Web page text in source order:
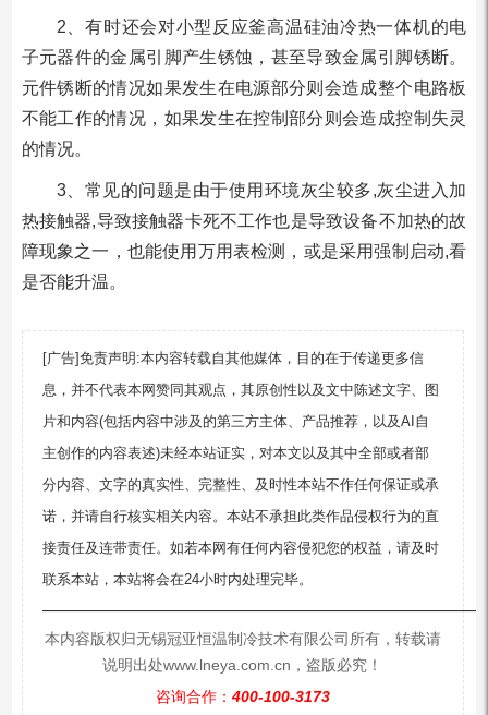
2、有时还会对小型反应釜高温硅油冷热一体机的电
子元器件的金属引脚产生锈蚀，甚至导致金属引脚锈断。
元件锈断的情况如果发生在电源部分则会造成整个电路板
不能工作的情况，如果发生在控制部分则会造成控制失灵
的情况。
3、常见的问题是由于使用环境灰尘较多,灰尘进入加
热接触器,导致接触器卡死不工作也是导致设备不加热的故
障现象之一，也能使用万用表检测，或是采用强制启动,看
是否能升温。
[广告]免责声明:本内容转载自其他媒体，目的在于传递更多信
息，并不代表本网赞同其观点，其原创性以及文中陈述文字、图
片和内容(包括内容中涉及的第三方主体、产品推荐，以及AI自
主创作的内容表述)未经本站证实，对本文以及其中全部或者部
分内容、文字的真实性、完整性、及时性本站不作任何保证或承
诺，并请自行核实相关内容。本站不承担此类作品侵权行为的直
接责任及连带责任。如若本网有任何内容侵犯您的权益，请及时
联系本站，本站将会在24小时内处理完毕。
本内容版权归无锡冠亚恒温制冷技术有限公司所有，转载请
说明出处www.lneya.com.cn，盗版必究！
咨询合作： 400-100-3173